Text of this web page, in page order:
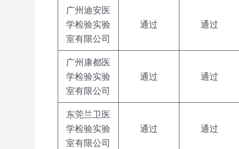
广州迪安医
学检验实验
室有限公司
通过 通过
广州康都医
学检验实验
室有限公司
通过 通过
东莞兰卫医
学检验实验
室有限公司
通过 通过